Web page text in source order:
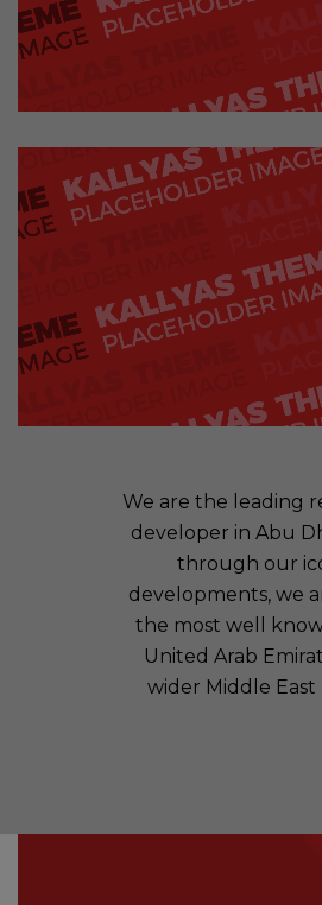
We are the leading
developer in Abu
through our
developments, we
the most well
United Arab
wider Middle East